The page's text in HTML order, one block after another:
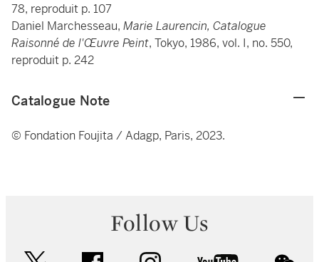
78, reproduit p. 107
Daniel Marchesseau, Marie Laurencin, Catalogue
Raisonné de l'Œuvre Peint, Tokyo, 1986, vol. I, no. 550,
reproduit p. 242
Catalogue Note
© Fondation Foujita / Adagp, Paris, 2023.
Follow Us
facebook instagram youtube